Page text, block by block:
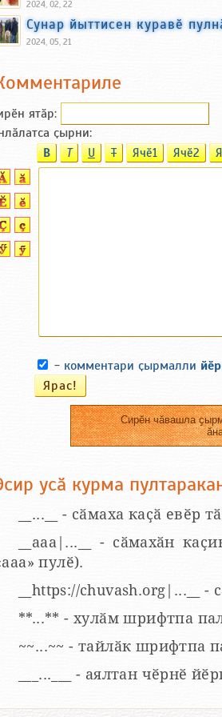
2024, 02, 22
Сунар йыттисен куравӗ
2024, 05, 21
ятӑp:
ҫырни:
B T U T Ячӗ1 Ячӗ2
- комментари ҫырмалли
Сирӗн чӑвашла
усӑ курма
__...__ - сӑмаха каҫӑ евӗр
__aaa|...__ - сӑмахӑн
пулӗ).
__https://chuvash.org|...__
**...** - хулӑм шрифтпа
~~...~~ - тайлӑк шрифтпа
___...___ - аялтан чӗрнӗ